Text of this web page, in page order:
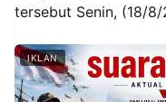
tersebut Senin, (18/8/
IKLAN